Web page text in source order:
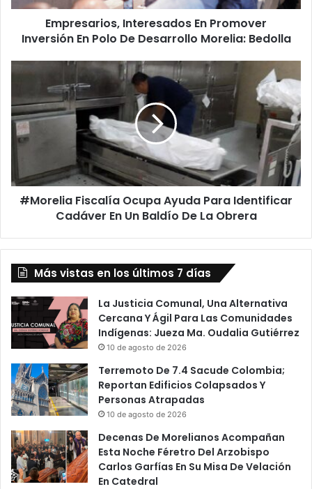
Desarrollo
Bedolla
Empresarios, Interesados En Promover
Inversión En Polo De Desarrollo Morelia: Bedolla
Ocupa
Ayuda
Para
Identificar
Un
Baldío
#Morelia Fiscalía Ocupa Ayuda Para Identificar
Cadáver En Un Baldío De La Obrera
Más vistas en los últimos 7 días
La Justicia Comunal, Una Alternativa
Cercana Y Ágil Para Las Comunidades
Indígenas: Jueza Ma. Oudalia Gutiérrez
10 de agosto de 2026
Terremoto De 7.4 Sacude Colombia;
Reportan Edificios Colapsados Y
Personas Atrapadas
10 de agosto de 2026
Decenas De Morelianos Acompañan
Esta Noche Féretro Del Arzobispo
Carlos Garfías En Su Misa De Velación
En Catedral